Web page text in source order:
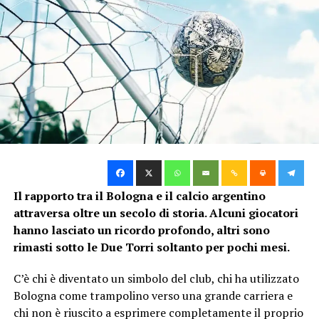
Bologna possono servire parecchio
Partiamo daJuan Cabal.
Il suo nome è entrato nei discorsi tra Juventus e
Bologna soprattutto nell’ambito della trattativa per
Jhon Lucumí. La Juve vuole il centrale rossoblù e Cabal
è uno dei calciatori che potrebbero contribuire a trovare
un’intesa tra i club. Le indiscrezioni del 7 agosto
confermano che il colombiano piace concretamente al
Considerarlo semplicemente il “sostituto di Lucumi“,
però, è assolutamente sbagliato.
È alto circa1,86 metri, è mancino e nasce
principalmente come terzino sinistro, anche se può
Il rapporto tra il Bologna e il calcio argentino
attraversa oltre un secolo di storia. Alcuni giocatori
hanno lasciato un ricordo profondo, altri sono
rimasti sotto le Due Torri soltanto per pochi mesi.
C’è chi è diventato un simbolo del club, chi ha utilizzato
Bologna come trampolino verso una grande carriera e
chi non è riuscito a esprimere completamente il proprio